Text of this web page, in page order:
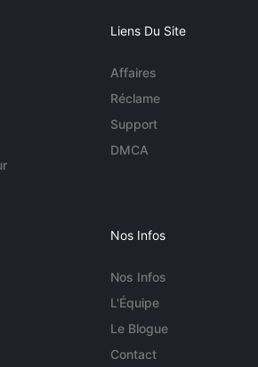
Liens Du Site
Affaires
Réclame
Support
DMCA
Nos Infos
Nos Infos
L'Équipe
Le Blogue
Contact